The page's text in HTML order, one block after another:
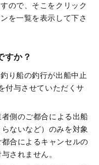
ので、そこをクリック
を一覧を表示して下さ
すか？
り船の釣行が出船中止
付与させていただくサ
者側のご都合による出船
ないなど）のみを対象
合によるキャンセルの
されません。